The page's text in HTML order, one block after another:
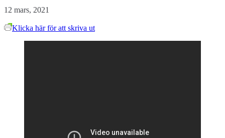
12 mars, 2021
Klicka här för att skriva ut